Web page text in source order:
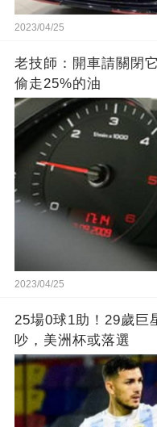
2023/04/25
老技師：開車請關閉
偷走25%的油
2023/04/25
25場0球1助！29歲巨
吵，美洲杯或落選